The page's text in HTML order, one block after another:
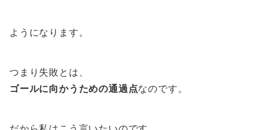
ようになります。
つまり失敗とは、
ゴールに向かうための通過点なのです。